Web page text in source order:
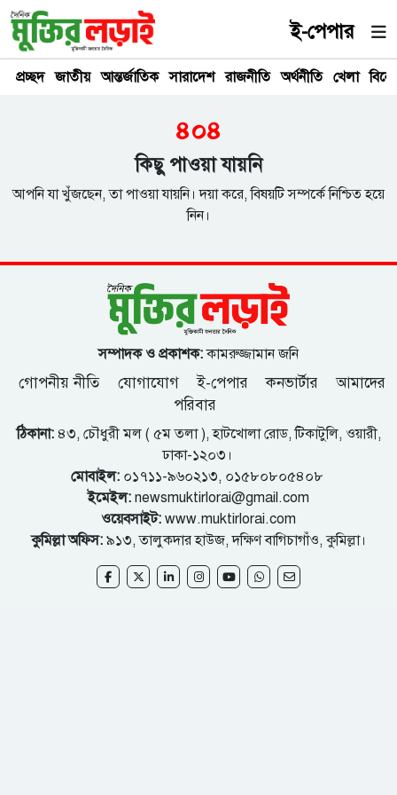
ই-পেপার
প্রচ্ছদ জাতীয় আন্তর্জাতিক সারাদেশ রাজনীতি অর্থনীতি খেলা
৪০৪
কিছু পাওয়া যায়নি
আপনি যা খুঁজছেন, তা পাওয়া যায়নি। দয়া করে, বিষয়টি সম্পর্কে নিশ্চিত হয়ে
নিন।
সম্পাদক ও প্রকাশক:কামরুজ্জামান জনি
গোপনীয় নীতি যোগাযোগ ই-পেপার কনভার্টার
আমাদের
পরিবার
ঠিকানা:৪৩, চৌধুরী মল ( ৫ম তলা ), হাটখোলা রোড, টিকাটুলি, ওয়ারী,
ঢাকা-১২০৩।
মোবাইল:০১৭১১-৯৬০২১৩, ০১৫৮০৮০৫৪০৮
ইমেইল: newsmuktirlorai@gmail.com
ওয়েবসাইট: www.muktirlorai.com
কুমিল্লা অফিস: ৯১৩, তালুকদার হাউজ, দক্ষিণ বাগিচাগাঁও, কুমিল্লা।